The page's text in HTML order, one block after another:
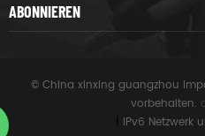
ABONNIEREN
© China xinxing guangzhou
vorbehalten.
IPv6 Netzwerk